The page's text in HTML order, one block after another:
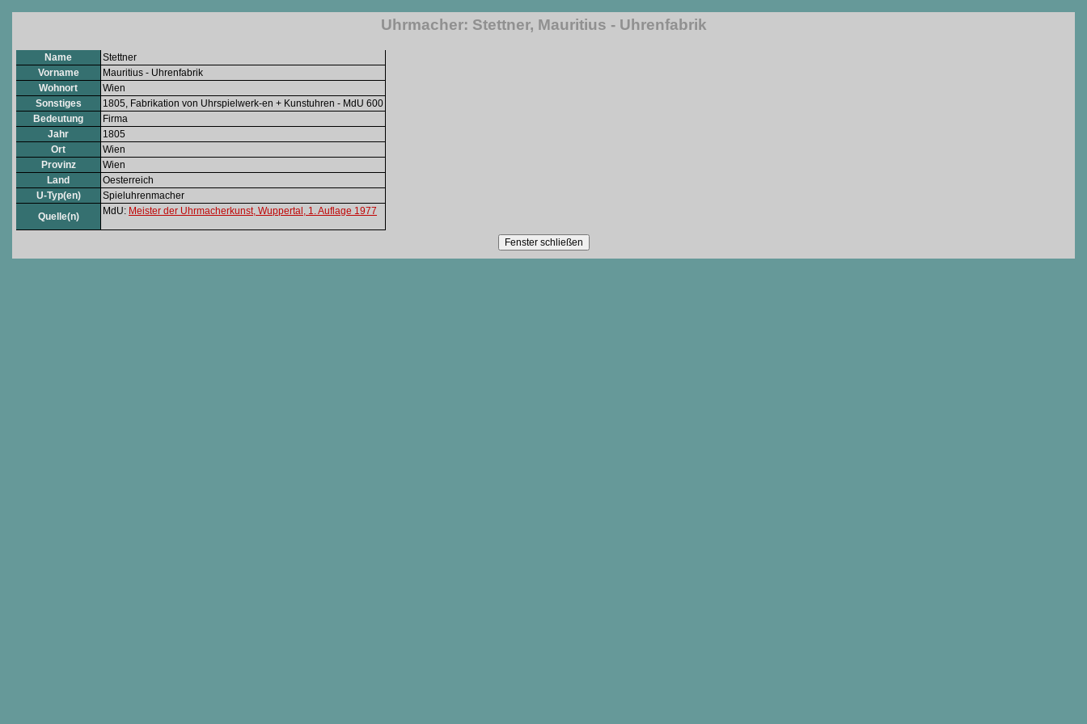
Uhrmacher: Stettner, Mauritius - Uhrenfabrik
Name
Stettner
Vorname
Mauritius - Uhrenfabrik
Wohnort
Wien
Sonstiges
1805, Fabrikation von Uhrspielwerk-en + Kunstuhren - MdU 600
Bedeutung
Firma
Jahr
1805
Ort
Wien
Provinz
Wien
Land
Oesterreich
U-Typ(en)
Spieluhrenmacher
Quelle(n)
MdU: Meister der Uhrmacherkunst, Wuppertal, 1. Auflage 1977